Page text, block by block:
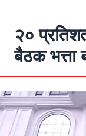
२०
बैठक भत्ता